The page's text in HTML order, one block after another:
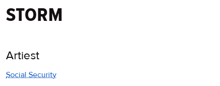
storm
Artiest
Social Security